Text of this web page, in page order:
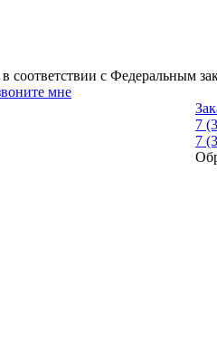
соответствии с Федеральным
мне
7
7